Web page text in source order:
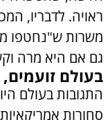
ראויה. לדבריו,
משרות ש"נחטפו
גם אם היא מרה
בעולם
התגובות בעולם
סחורות